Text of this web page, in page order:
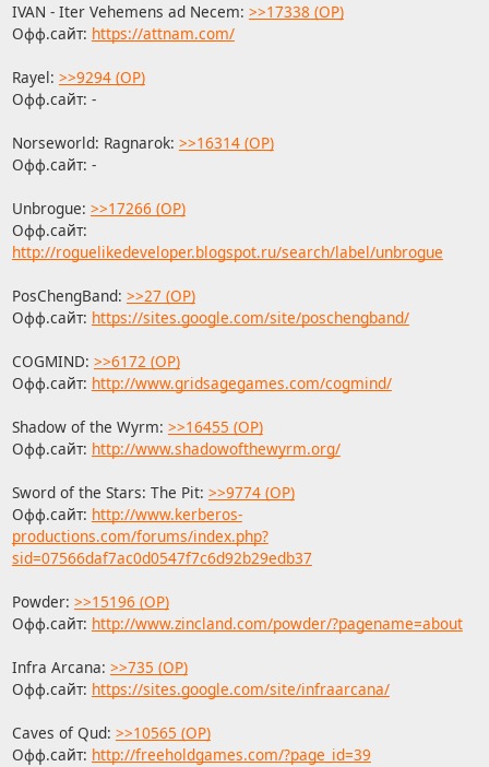
IVAN - Iter Vehemens ad Necem: >>17338 (OP)
Офф.сайт: https://attnam.com/
Rayel: >>9294 (OP)
Офф.сайт: -
Norseworld: Ragnarok: >>16314 (OP)
Офф.сайт: -
Unbrogue: >>17266 (OP)
Офф.сайт:
http://roguelikedeveloper.blogspot.ru/search/label/unbrogue
PosChengBand: >>27 (OP)
Офф.сайт: https://sites.google.com/site/poschengband/
COGMIND: >>6172 (OP)
Офф.сайт: http://www.gridsagegames.com/cogmind/
Shadow of the Wyrm: >>16455 (OP)
Офф.сайт: http://www.shadowofthewyrm.org/
Sword of the Stars: The Pit: >>9774 (OP)
Офф.сайт: http://www.kerberos-
productions.com/forums/index.php?
sid=07566daf7ac0d0547f7c6d92b29edb37
Powder: >>15196 (OP)
Офф.сайт: http://www.zincland.com/powder/?pagename=about
Infra Arcana: >>735 (OP)
Офф.сайт: https://sites.google.com/site/infraarcana/
Caves of Qud: >>10565 (OP)
Офф.сайт: http://freeholdgames.com/?page_id=39